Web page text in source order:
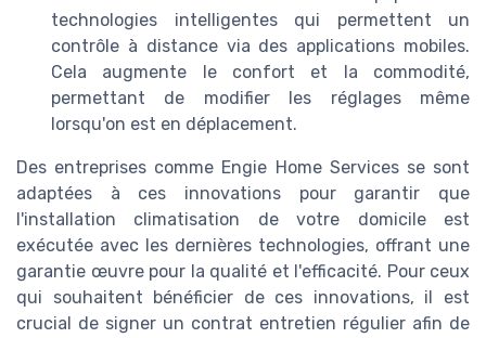
technologies intelligentes qui permettent un
contrôle à distance via des applications mobiles.
Cela augmente le confort et la commodité,
permettant de modifier les réglages même
lorsqu'on est en déplacement.
Des entreprises comme Engie Home Services se sont
adaptées à ces innovations pour garantir que
l'installation climatisation de votre domicile est
exécutée avec les dernières technologies, offrant une
garantie œuvre pour la qualité et l'efficacité. Pour ceux
qui souhaitent bénéficier de ces innovations, il est
crucial de signer un contrat entretien régulier afin de